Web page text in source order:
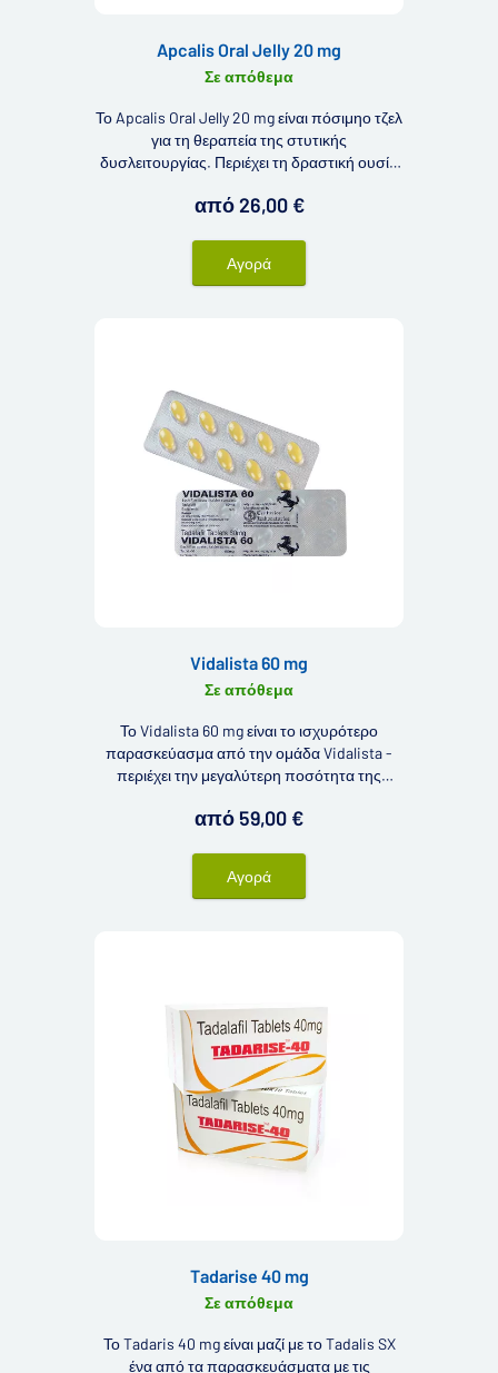
Apcalis Oral Jelly 20 mg
Σε απόθεμα
Το Apcalis Oral Jelly 20 mg είναι πόσιμηο τζελ
για τη θεραπεία της στυτικής
δυσλειτουργίας. Περιέχει τη δραστική ουσία
προϊόν Cialis (γι' αυτό, τα προϊόντα που
από 26,00 €
Αγορά
Vidalista 60 mg
Σε απόθεμα
Το Vidalista 60 mg είναι το ισχυρότερο
παρασκεύασμα από την ομάδα Vidalista -
περιέχει την μεγαλύτερη ποσότητα της
το Vidalista 40 mg και το Vidalista 20 mg
από 59,00 €
Αγορά
Tadarise 40 mg
Σε απόθεμα
Το Tadaris 40 mg είναι μαζί με το Tadalis SX
ένα από τα παρασκευάσματα με τις